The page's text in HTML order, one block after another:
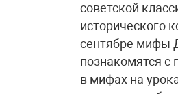
советской
исторического
сентябре мифы
познакомятся с
в мифах на